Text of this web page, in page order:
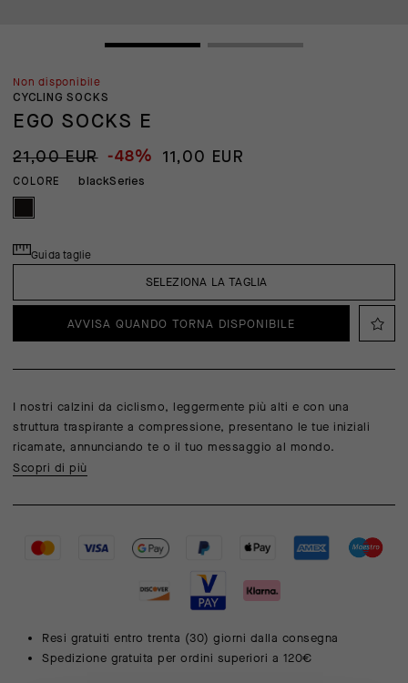
Non disponibile
CYCLING SOCKS
EGO SOCKS E
21,00 EUR -48% 11,00 EUR
COLORE blackSeries
SELEZIONA LA TAGLIA
Guida taglie
AVVISA QUANDO TORNA DISPONIBILE
I nostri calzini da ciclismo, leggermente più alti e con una
struttura traspirante a compressione, presentano le tue iniziali
ricamate, annunciando te o il tuo messaggio al mondo.
Scopri di più
Resi gratuiti entro trenta (30) giorni dalla consegna
Spedizione gratuita per ordini superiori a 120€